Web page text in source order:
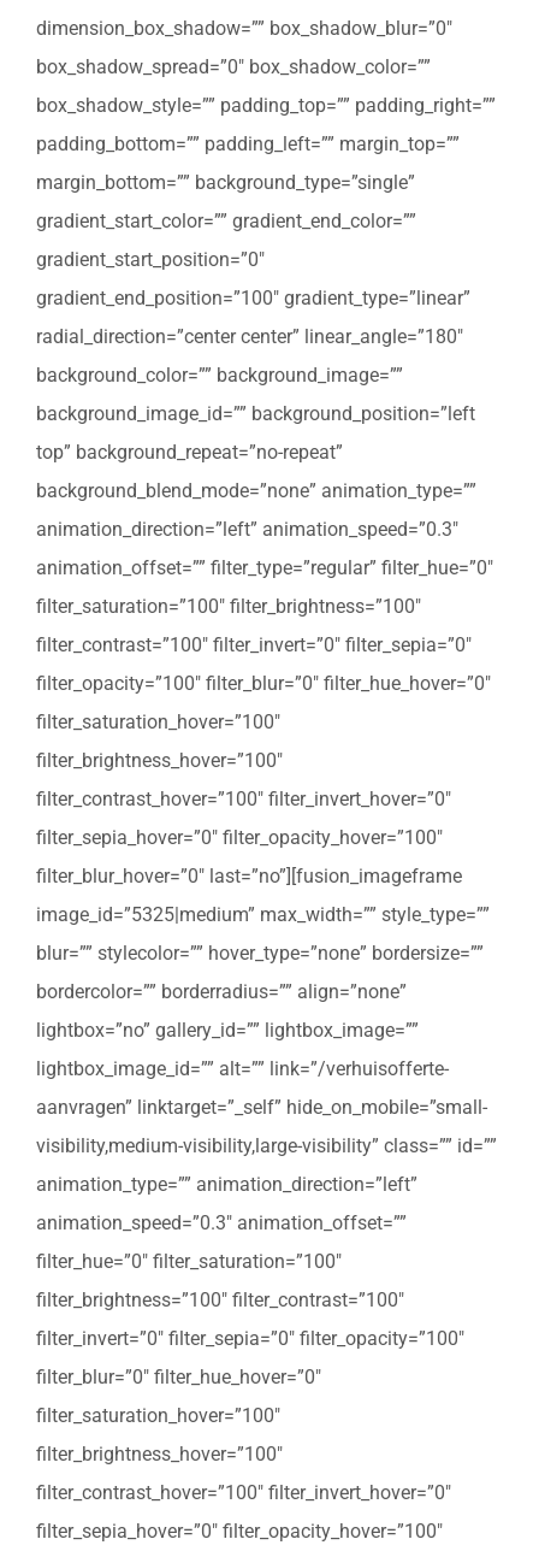
dimension_box_shadow=”” box_shadow_blur=”0″
box_shadow_spread=”0″ box_shadow_color=””
box_shadow_style=”” padding_top=”” padding_right=””
padding_bottom=”” padding_left=”” margin_top=””
margin_bottom=”” background_type=”single”
gradient_start_color=”” gradient_end_color=””
gradient_start_position=”0″
gradient_end_position=”100″ gradient_type=”linear”
radial_direction=”center center” linear_angle=”180″
background_color=”” background_image=””
background_image_id=”” background_position=”left
top” background_repeat=”no-repeat”
background_blend_mode=”none” animation_type=””
animation_direction=”left” animation_speed=”0.3″
animation_offset=”” filter_type=”regular” filter_hue=”0″
filter_saturation=”100″ filter_brightness=”100″
filter_contrast=”100″ filter_invert=”0″ filter_sepia=”0″
filter_opacity=”100″ filter_blur=”0″ filter_hue_hover=”0″
filter_saturation_hover=”100″
filter_brightness_hover=”100″
filter_contrast_hover=”100″ filter_invert_hover=”0″
filter_sepia_hover=”0″ filter_opacity_hover=”100″
filter_blur_hover=”0″ last=”no”][fusion_imageframe
image_id=”5325|medium” max_width=”” style_type=””
blur=”” stylecolor=”” hover_type=”none” bordersize=””
bordercolor=”” borderradius=”” align=”none”
lightbox=”no” gallery_id=”” lightbox_image=””
lightbox_image_id=”” alt=”” link=”/verhuisofferte-
aanvragen” linktarget=”_self” hide_on_mobile=”small-
visibility,medium-visibility,large-visibility” class=”” id=””
animation_type=”” animation_direction=”left”
animation_speed=”0.3″ animation_offset=””
filter_hue=”0″ filter_saturation=”100″
filter_brightness=”100″ filter_contrast=”100″
filter_invert=”0″ filter_sepia=”0″ filter_opacity=”100″
filter_blur=”0″ filter_hue_hover=”0″
filter_saturation_hover=”100″
filter_brightness_hover=”100″
filter_contrast_hover=”100″ filter_invert_hover=”0″
filter_sepia_hover=”0″ filter_opacity_hover=”100″